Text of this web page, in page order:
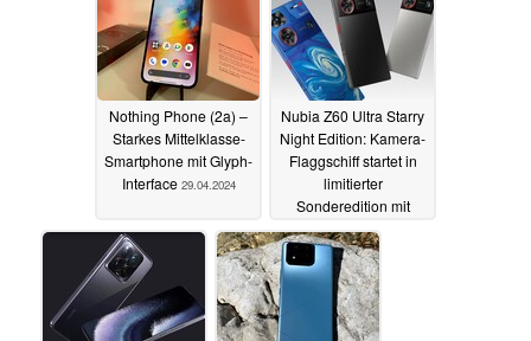
07.05.2024
Nothing Phone (2a) –
Starkes Mittelklasse-
Smartphone mit Glyph-
Interface 29.04.2024
Nubia Z60 Ultra Starry
Night Edition: Kamera-
Flaggschiff startet in
limitierter
Sonderedition mit
besonderem Design
28.04.2024